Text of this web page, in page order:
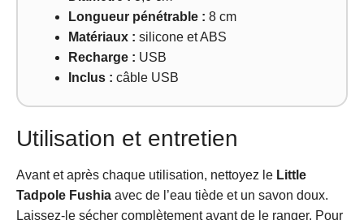
Longueur pénétrable : 8 cm
Matériaux : silicone et ABS
Recharge : USB
Inclus : câble USB
Utilisation et entretien
Avant et après chaque utilisation, nettoyez le Little
Tadpole Fushia avec de l’eau tiède et un savon doux.
Laissez-le sécher complètement avant de le ranger. Pour